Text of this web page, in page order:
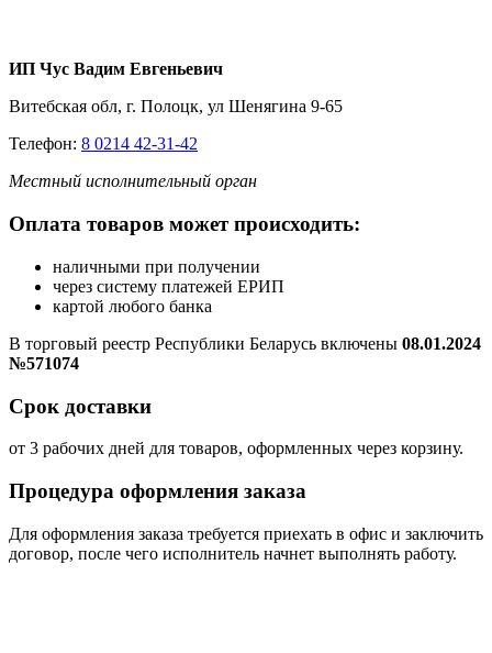
ИП Чус Вадим Евгеньевич
Витебская обл, г. Полоцк, ул Шенягина 9-65
Телефон: 8 0214 42-31-42
Местный исполнительный орган
Оплата товаров может происходить:
наличными при получении
через систему платежей ЕРИП
картой любого банка
В торговый реестр Республики Беларусь включены 08.01.2024
№571074
Срок доставки
от 3 рабочих дней для товаров, оформленных через корзину.
Процедура оформления заказа
Для оформления заказа требуется приехать в офис и заключить
договор, после чего исполнитель начнет выполнять работу.